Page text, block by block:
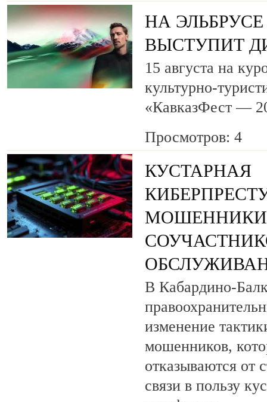
НА
ВЫСТУПИТ
15 августа на
культурно-
«КавказФест —
Просмотров: 4
КУСТАРНАЯ
МОШЕННИКИ
В Кабардино-
изменение
мошенников,
отказываются от
связи в пользу